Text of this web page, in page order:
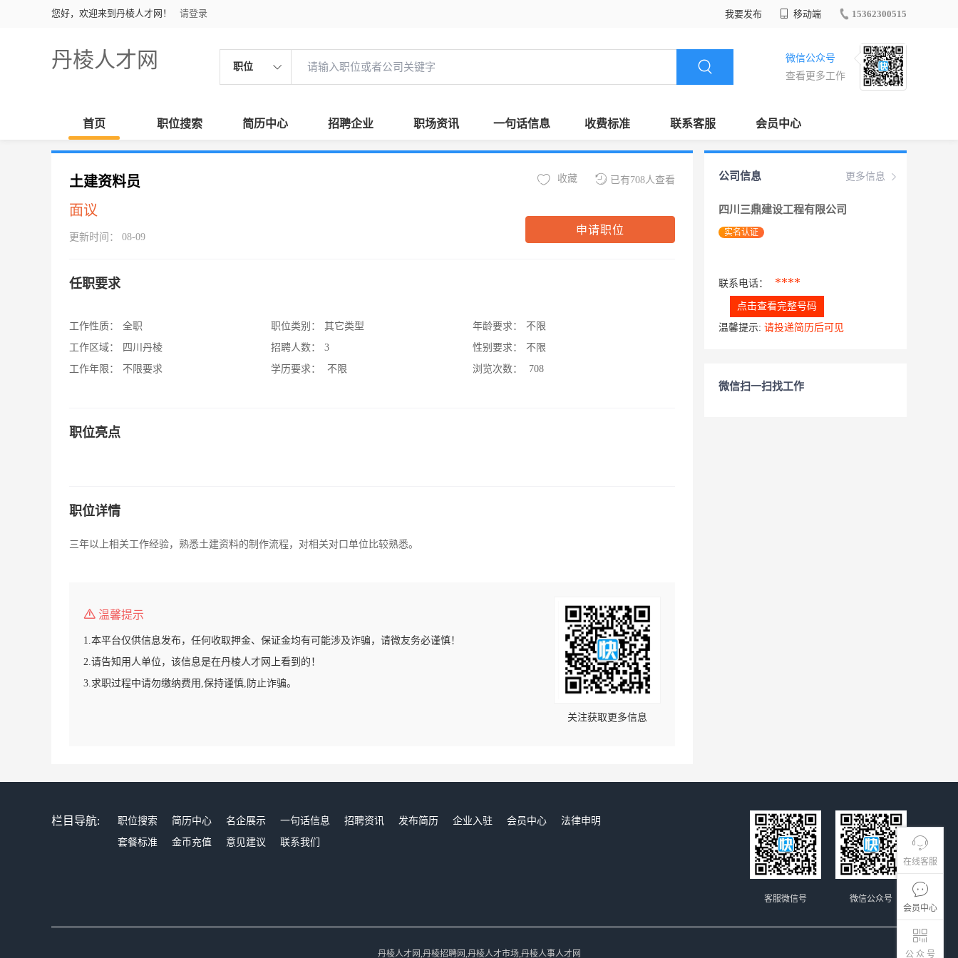
您好，欢迎来到丹棱人才网！ 请登录 我要发布 移动端 15362300515
丹棱人才网 职位
微信公众号
查看更多工作
首页 职位搜索 简历中心 招聘企业 职场资讯 一句话信息 收费标准 联系客服 会员中心
在线客服
会员中心
公 众 号
土建资料员
面议
更新时间： 08-09
已有708人查看
收藏
申请职位
任职要求
工作性质：
全职
工作区域：
四川丹棱
工作年限：
不限要求
职位类别：
其它类型
招聘人数：
3
学历要求：
不限
年龄要求：
不限
性别要求：
不限
浏览次数：
708
职位亮点
职位详情
三年以上相关工作经验，熟悉土建资料的制作流程，对相关对口单位比较熟悉。
温馨提示
1.本平台仅供信息发布，任何收取押金、保证金均有可能涉及诈骗，请微友务必谨慎！
2.请告知用人单位，该信息是在丹棱人才网上看到的！
3.求职过程中请勿缴纳费用,保持谨慎,防止诈骗。
关注获取更多信息
更多信息
公司信息
四川三鼎建设工程有限公司
实名认证
联系电话： ****
点击查看完整号码
温馨提示: 请投递简历后可见
微信扫一扫找工作
栏目导航: 职位搜索 简历中心 名企展示 一句话信息 招聘资讯 发布简历 企业入驻 会员中心
法律申明
套餐标准
金币充值 意见建议 联系我们
微信公众号
客服微信号
丹棱人才网,丹棱招聘网,丹棱人才市场,丹棱人事人才网